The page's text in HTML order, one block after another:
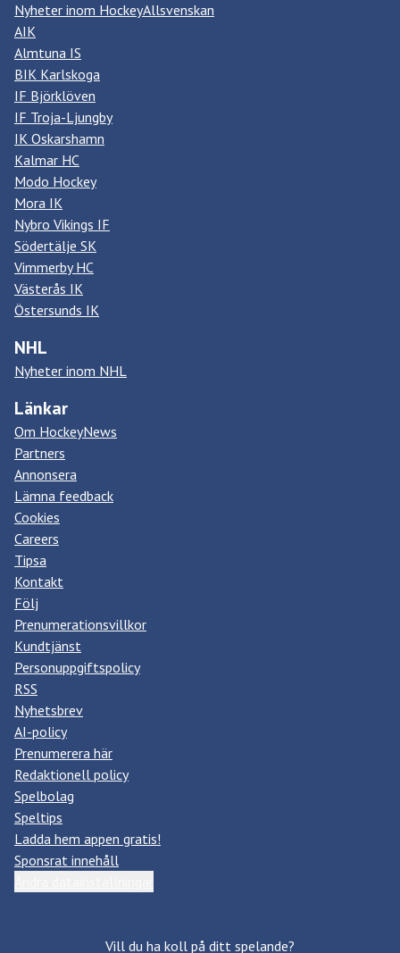
Nyheter inom HockeyAllsvenskan
AIK
Almtuna IS
BIK Karlskoga
IF Björklöven
IF Troja-Ljungby
IK Oskarshamn
Kalmar HC
Modo Hockey
Mora IK
Nybro Vikings IF
Södertälje SK
Vimmerby HC
Västerås IK
Östersunds IK
NHL
Nyheter inom NHL
Länkar
Om HockeyNews
Partners
Annonsera
Lämna feedback
Cookies
Careers
Tipsa
Kontakt
Följ
Prenumerationsvillkor
Kundtjänst
Personuppgiftspolicy
RSS
Nyhetsbrev
AI-policy
Prenumerera här
Redaktionell policy
Spelbolag
Speltips
Ladda hem appen gratis!
Sponsrat innehåll
Vill du ha koll på ditt spelande?